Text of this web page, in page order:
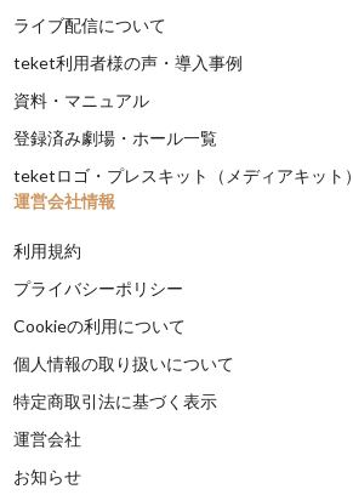
ライブ配信について
teket利用者様の声・導入事例
資料・マニュアル
登録済み劇場・ホール一覧
teketロゴ・プレスキット（メディアキット）
運営会社情報
利用規約
プライバシーポリシー
Cookieの利用について
個人情報の取り扱いについて
特定商取引法に基づく表示
運営会社
お知らせ